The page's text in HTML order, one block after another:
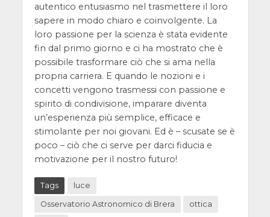
autentico entusiasmo nel trasmettere il loro
sapere in modo chiaro e coinvolgente. La
loro passione per la scienza è stata evidente
fin dal primo giorno e ci ha mostrato che è
possibile trasformare ciò che si ama nella
propria carriera. E quando le nozioni e i
concetti vengono trasmessi con passione e
spirito di condivisione, imparare diventa
un’esperienza più semplice, efficace e
stimolante per noi giovani. Ed è – scusate se è
poco – ciò che ci serve per darci fiducia e
motivazione per il nostro futuro!
Tags luce
Osservatorio Astronomico di Brera ottica